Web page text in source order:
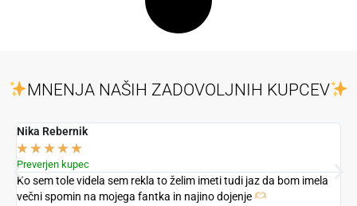
MNENJA NAŠIH ZADOVOLJNIH KUPCEV
Nika Rebernik
★ ★ ★ ★ ★
Preverjen kupec
Ko sem tole videla sem rekla to želim imeti tudi jaz da bom imela
večni spomin na mojega fantka in najino dojenje